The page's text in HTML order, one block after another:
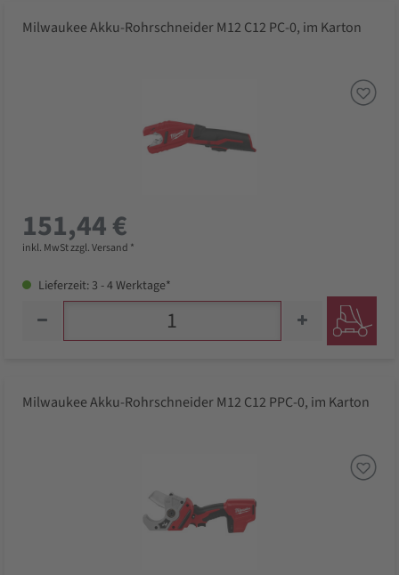
Milwaukee Akku-Rohrschneider M12 C12 PC-0, im Karton
151,44 €
inkl. MwSt zzgl. Versand *
Lieferzeit: 3 - 4 Werktage*
Milwaukee Akku-Rohrschneider M12 C12 PPC-0, im Karton